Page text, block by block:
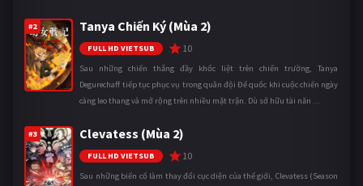
#2 Tanya Chiến Ký (Mùa 2)
FULL HD VIETSUB 10
Sau những chiến thắng đầy khốc liệt trên chiến trường, Tanya
Degurechaff tiếp tục phục vụ trong quân đội Đế quốc khi cuộc chiến ngày
càng leo thang và mở rộng trên nhiều mặt trận. Dù sở hữu tài năn ...
#3 Clevatess (Mùa 2)
FULL HD VIETSUB 10
Sau những biến cố làm thay đổi cục diện của thế giới, Clevatess (Season